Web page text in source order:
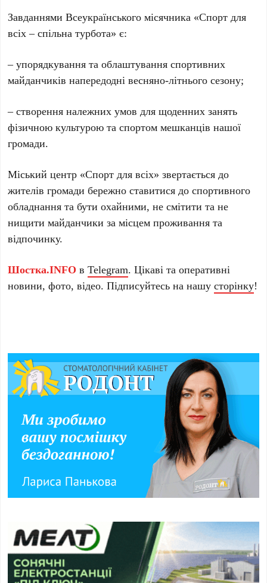
Завданнями Всеукраїнського місячника «Спорт для
всіх – спільна турбота» є:
– упорядкування та облаштування спортивних
майданчиків напередодні весняно-літнього сезону;
– створення належних умов для щоденних занять
фізичною культурою та спортом мешканців нашої
громади.
Міський центр «Спорт для всіх» звертається до
жителів громади бережно ставитися до спортивного
обладнання та бути охайними, не смітити та не
нищити майданчики за місцем проживання та
відпочинку.
Шостка.INFO вTelegram. Цікаві та оперативні
новини, фото, відео. Підписуйтесь на нашусторінку!